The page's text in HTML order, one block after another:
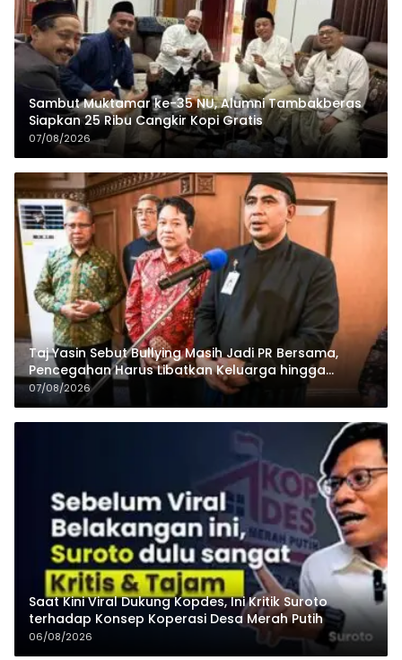
Sambut Muktamar ke-35 NU, Alumni Tambakberas
Siapkan 25 Ribu Cangkir Kopi Gratis
07/08/2026
Taj Yasin Sebut Bullying Masih Jadi PR Bersama,
Pencegahan Harus Libatkan Keluarga hingga
Pesantren
07/08/2026
Saat Kini Viral Dukung Kopdes, Ini Kritik Suroto
terhadap Konsep Koperasi Desa Merah Putih
06/08/2026